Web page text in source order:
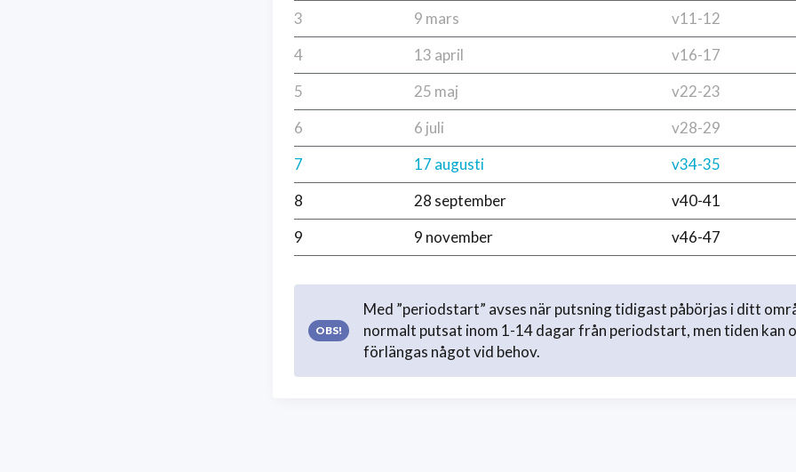
3
9 mars
v11-12
4
13 april
v16-17
5
25 maj
v22-23
6
6 juli
v28-29
7
17 augusti
v34-35
8
28 september
v40-41
9
9 november v46-47
Med ”periodstart” avses när putsning tidigast påbörjas i ditt
normalt putsat inom 1-14 dagar från periodstart, men tiden kan
förlängas något vid behov.